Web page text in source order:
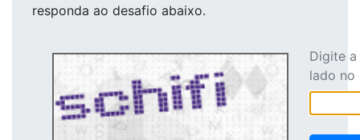
responda ao desafio abaixo.
Digite
lado no